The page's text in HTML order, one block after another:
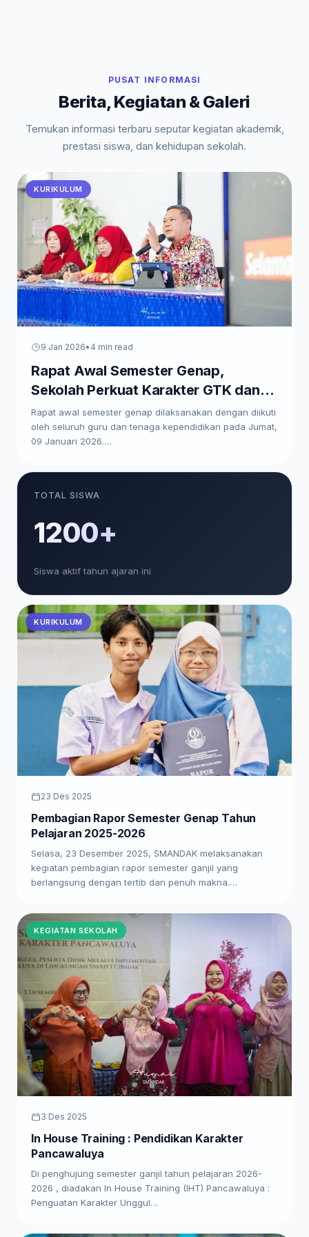
PUSAT INFORMASI
Berita, Kegiatan & Galeri
Temukan informasi terbaru seputar kegiatan akademik,
prestasi siswa, dan kehidupan sekolah.
KURIKULUM
9 Jan 2026• 4 min read
Rapat Awal Semester Genap,
Sekolah Perkuat Karakter GTK dan
Paparkan Program Kerja
Rapat awal semester genap dilaksanakan dengan diikuti
oleh seluruh guru dan tenaga kependidikan pada Jumat,
09 Januari 2026.…
TOTAL SISWA
1200+
Siswa aktif tahun ajaran ini
KURIKULUM
23 Des 2025
Pembagian Rapor Semester Genap Tahun
Pelajaran 2025-2026
Selasa, 23 Desember 2025, SMANDAK melaksanakan
kegiatan pembagian rapor semester ganjil yang
berlangsung dengan tertib dan penuh makna.…
KEGIATAN SEKOLAH
3 Des 2025
In House Training : Pendidikan Karakter
Pancawaluya
Di penghujung semester ganjil tahun pelajaran 2026-
2026 , diadakan In House Training (IHT) Pancawaluya :
Penguatan Karakter Unggul…